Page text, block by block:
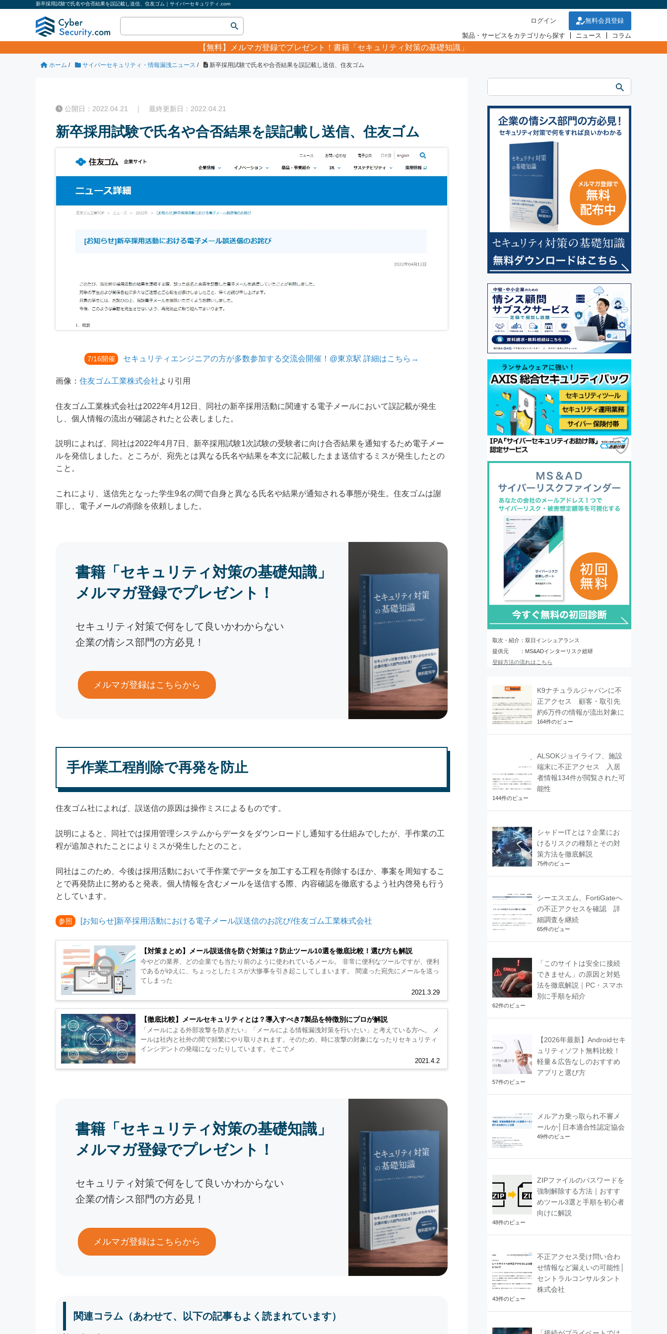
新卒採用試験で氏名や合否結果を誤記載し送信、住友ゴム｜サイバーセキュリティ.com
ログイン
無料会員登録
製品・サービスをカテゴリから探す
ニュース コラム
【無料】 メルマガ登録でプレゼント！書籍「セキュリティ対策の基礎知識」
ホーム / サイバーセキュリティ・情報漏洩ニュース / 新卒採用試験で氏名や合否結果を誤記載し送信、住友ゴム
公開日：2022.04.21 ｜ 最終更新日：2022.04.21
新卒採用試験で氏名や合否結果を誤記載し送信、住友ゴム
7/16開催 セキュリティエンジニアの方が多数参加する交流会開催！@東京駅 詳細はこちら→
画像： 住友ゴム工業株式会社より引用
住友ゴム工業株式会社は2022年4月12日、同社の新卒採用活動に関連する電子メールにおいて誤記載が発生
し、個人情報の流出が確認されたと公表しました。
説明によれば、同社は2022年4月7日、新卒採用試験1次試験の受験者に向け合否結果を通知するため電子メー
ルを発信しました。ところが、宛先とは異なる氏名や結果を本文に記載したまま送信するミスが発生したとの
こと。
これにより、送信先となった学生9名の間で自身と異なる氏名や結果が通知される事態が発生。住友ゴムは謝
罪し、電子メールの削除を依頼しました。
書籍「セキュリティ対策の基礎知識」
メルマガ登録でプレゼント！
セキュリティ対策で何をして良いかわからない
企業の情シス部門の方必見！
メルマガ登録はこちらから
手作業工程削除で再発を防止
住友ゴム社によれば、誤送信の原因は操作ミスによるものです。
説明によると、同社では採用管理システムからデータをダウンロードし通知する仕組みでしたが、手作業の工
程が追加されたことによりミスが発生したとのこと。
同社はこのため、今後は採用活動において手作業でデータを加工する工程を削除するほか、事案を周知するこ
とで再発防止に努めると発表。個人情報を含むメールを送信する際、内容確認を徹底するよう社内啓発も行う
としています。
参照 [お知らせ]新卒採用活動における電子メール誤送信のお詫び/住友ゴム工業株式会社
【対策まとめ】メール誤送信を防ぐ対策は？防止ツール10選を徹底比較！選び方も解説
2021.3.29
今やどの業界、どの企業でも当たり前のように使われているメール。 非常に便利なツールですが、便利
であるがゆえに、ちょっとしたミスが大惨事を引き起こしてしまいます。 間違った宛先にメールを送っ
てしまった
【徹底比較】メールセキュリティとは？導入すべき7製品を特徴別にプロが解説
2021.4.2
「メールによる外部攻撃を防ぎたい」「メールによる情報漏洩対策を行いたい」と考えている方へ。 メ
ールは社内と社外の間で頻繁にやり取りされます。そのため、時に攻撃の対象になったりセキュリティ
インシデントの発端になったりしています。そこでメ
書籍「セキュリティ対策の基礎知識」
メルマガ登録でプレゼント！
セキュリティ対策で何をして良いかわからない
企業の情シス部門の方必見！
メルマガ登録はこちらから
関連コラム（あわせて、以下の記事もよく読まれています）
取次・紹介：双日インシュアランス
提供元 ：MS&ADインターリスク総研
登録方法の流れはこちら
K9ナチュラルジャパンに不
正アクセス 顧客・取引先
約6万件の情報が流出対象に
164件のビュー
ALSOKジョイライフ、施設
端末に不正アクセス 入居
者情報134件が閲覧された可
能性
144件のビュー
シャドーITとは？企業にお
けるリスクの種類とその対
策方法を徹底解説
75件のビュー
シーエスエム、FortiGateへ
の不正アクセスを確認 詳
細調査を継続
65件のビュー
「このサイトは安全に接続
できません」の原因と対処
法を徹底解説｜PC・スマホ
別に手順を紹介
62件のビュー
【2026年最新】Androidセキ
ュリティソフト無料比較！
軽量＆広告なしのおすすめ
アプリと選び方
57件のビュー
メルアカ乗っ取られ不審メ
ールか│日本適合性認定協会
49件のビュー
ZIPファイルのパスワードを
強制解除する方法｜おすす
めツール3選と手順を初心者
向けに解説
48件のビュー
不正アクセス受け問い合わ
せ情報など漏えいの可能性│
セントラルコンサルタント
株式会社
43件のビュー